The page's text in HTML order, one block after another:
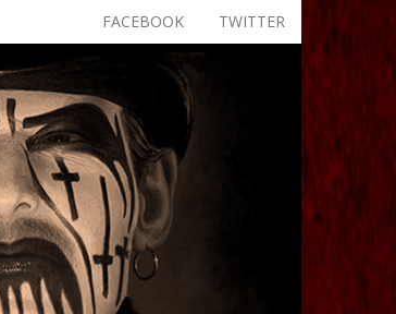
TWITTER
FACEBOOK